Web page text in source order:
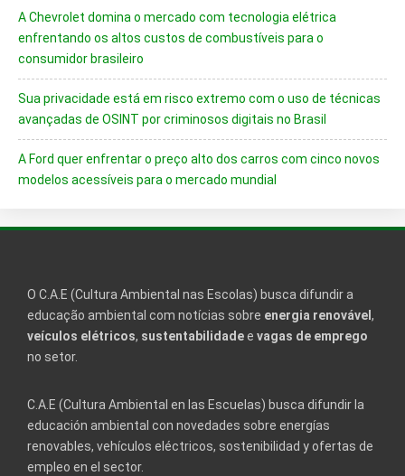
A Chevrolet domina o mercado com tecnologia elétrica
enfrentando os altos custos de combustíveis para o
consumidor brasileiro
Sua privacidade está em risco extremo com o uso de técnicas
avançadas de OSINT por criminosos digitais no Brasil
A Ford quer enfrentar o preço alto dos carros com cinco novos
modelos acessíveis para o mercado mundial
O C.A.E (Cultura Ambiental nas Escolas) busca difundir a
educação ambiental com notícias sobre energia renovável ,
veículos elétricos, sustentabilidadee vagas de emprego
no setor.
C.A.E (Cultura Ambiental en las Escuelas) busca difundir la
educación ambiental con novedades sobre energías
renovables, vehículos eléctricos, sostenibilidad y ofertas de
empleo en el sector.